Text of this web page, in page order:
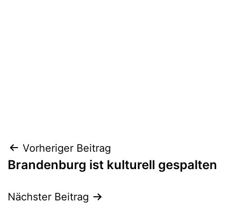
Beitragsnavigation
Vorheriger Beitrag
Brandenburg ist kulturell gespalten
Nächster Beitrag